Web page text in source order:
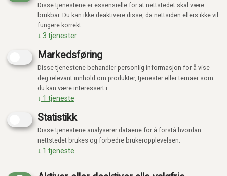
Produkter
Kategorier
Disse tjenestene er essensielle for at nettstedet skal være
brukbar. Du kan ikke deaktivere disse, da nettsiden ellers ikke vil
fungere korrekt.
↓ 3 tjenester
Markedsføring
Disse tjenestene behandler personlig informasjon for å vise
deg relevant innhold om produkter, tjenester eller temaer som
du kan være interessert i.
↓ 1 tjeneste
Statistikk
Disse tjenestene analyserer dataene for å forstå hvordan
nettstedet brukes og forbedre brukeropplevelsen.
↓ 1 tjeneste